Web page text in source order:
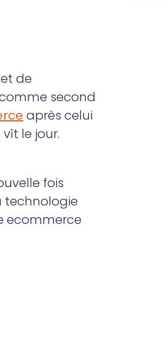
de
second
après celui
le jour.
fois
technologie
ecommerce